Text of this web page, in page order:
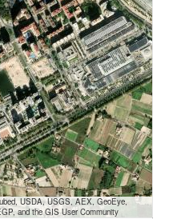
USDA, USGS, AEX, GeoEye,
and the GIS User Community